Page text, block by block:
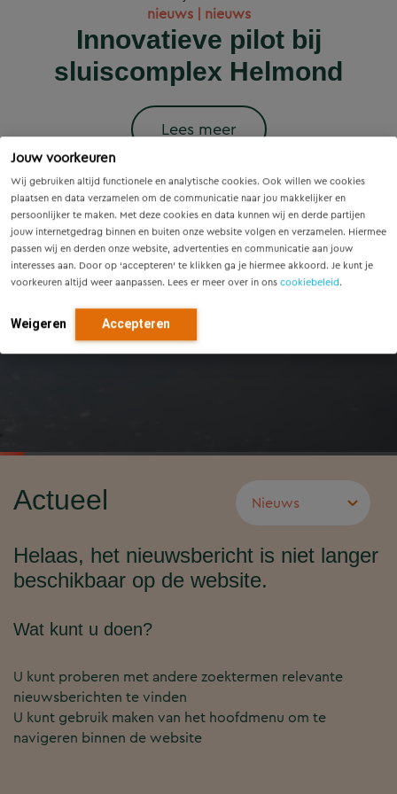
Jouw voorkeuren
Wij gebruiken altijd functionele en analytische cookies. Ook willen we cookies
plaatsen en data verzamelen om de communicatie naar jou makkelijker en
persoonlijker te maken. Met deze cookies en data kunnen wij en derde partijen
jouw internetgedrag binnen en buiten onze website volgen en verzamelen. Hiermee
passen wij en derden onze website, advertenties en communicatie aan jouw
interesses aan. Door op ‘accepteren’ te klikken ga je hiermee akkoord. Je kunt je
voorkeuren altijd weer aanpassen. Lees er meer over in ons cookiebeleid.
Weigeren Accepteren
woningbouwprojecten
krijgen straks
voorrang op het
stroomnet?
Lees meer
nieuws | nieuws
Innovatieve pilot bij
sluiscomplex Helmond
Lees meer
Slim onderzoek
voorkomt onnodige
vervanging van
Eindhovense tunnel
Voorzieningenscan
Drenthe: inzicht voor
vandaag, richting voor
morgen
Wet versterking regie
volkshuisvesting in
werking: wat betekent
dit voor gemeenten?
Actueel
Helaas, het nieuwsbericht is niet langer
beschikbaar op de website.
Wat kunt u doen?
U kunt proberen met andere zoektermen relevante
nieuwsberichten te vinden
U kunt gebruik maken van het hoofdmenu om te
navigeren binnen de website